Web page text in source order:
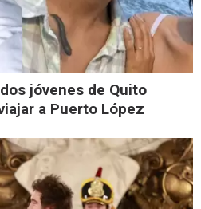
jóvenes de Quito
a Puerto López